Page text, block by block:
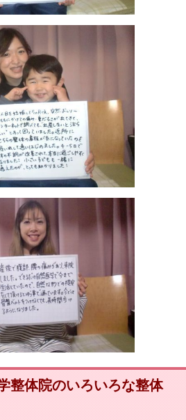
整体院のいろいろな整体